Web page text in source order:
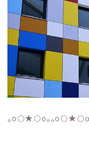
｡o○★○o｡｡